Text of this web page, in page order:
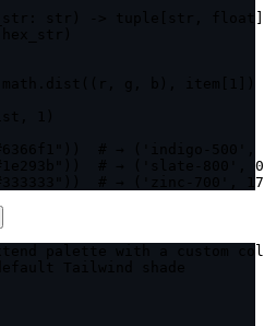
str) -> tuple[str,
# → ('slate-800',
# → ('zinc-700',
palette with a custom